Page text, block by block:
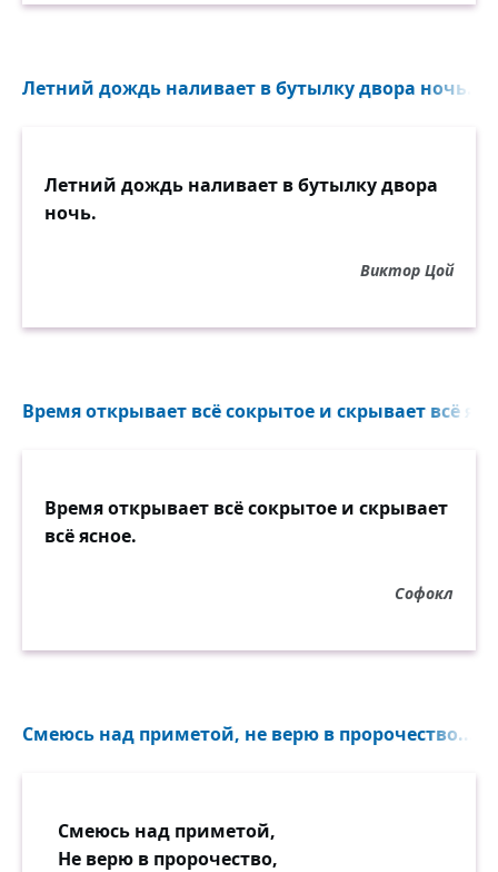
Летний дождь наливает в бутылку двора ночь...
Летний дождь наливает в бутылку двора
ночь.
Виктор Цой
Время открывает всё сокрытое и скрывает всё
Время открывает всё сокрытое и скрывает
всё ясное.
Софокл
Смеюсь над приметой, не верю в пророчество...
Смеюсь над приметой,
Не верю в пророчество,